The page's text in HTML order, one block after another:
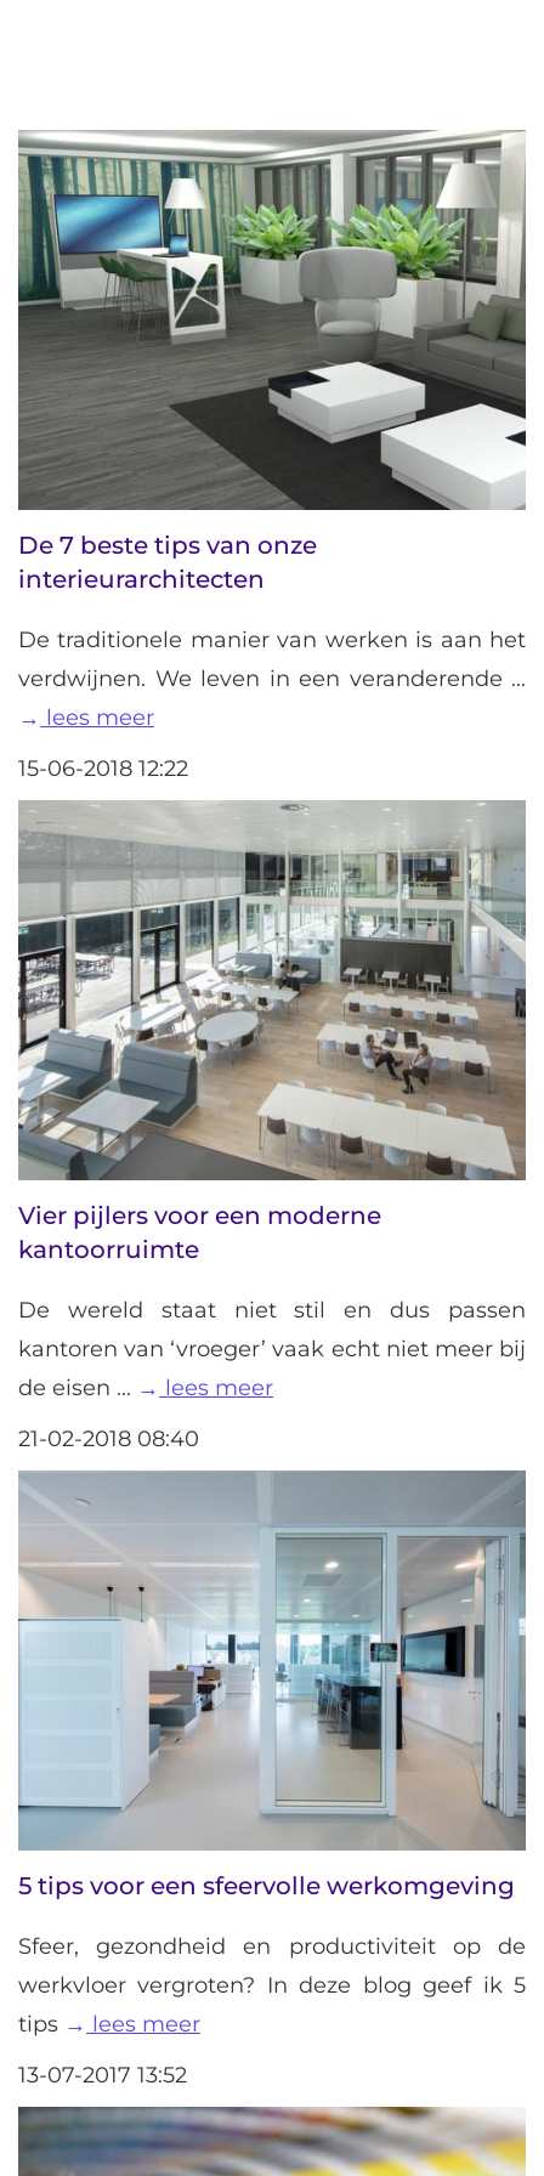
De 7 beste tips van onze
interieurarchitecten
De traditionele manier van werken is aan het
verdwijnen. We leven in een veranderende ...
lees meer
15-06-2018 12:22
Vier pijlers voor een moderne
kantoorruimte
De wereld staat niet stil en dus passen
kantoren van ‘vroeger’ vaak echt niet meer bij
de eisen ...
lees meer
21-02-2018 08:40
5 tips voor een sfeervolle werkomgeving
Sfeer, gezondheid en productiviteit op de
werkvloer vergroten? In deze blog geef ik 5
tips
lees meer
13-07-2017 13:52